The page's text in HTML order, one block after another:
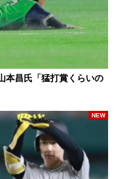
本昌氏「猛打賞くらいの
NEW